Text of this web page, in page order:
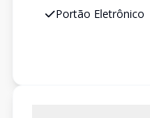
Portão Eletrônico